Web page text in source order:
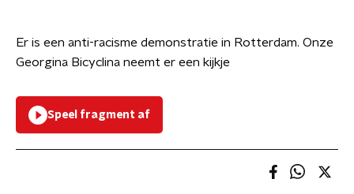
Er is een anti-racisme demonstratie in Rotterdam. Onze
Georgina Bicyclina neemt er een kijkje
Speel fragment af